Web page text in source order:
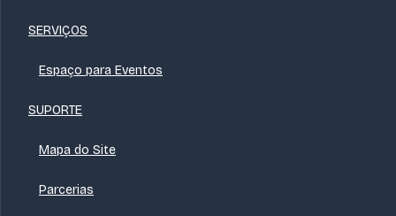
SERVIÇOS
Espaço para Eventos
SUPORTE
Mapa do Site
Parcerias